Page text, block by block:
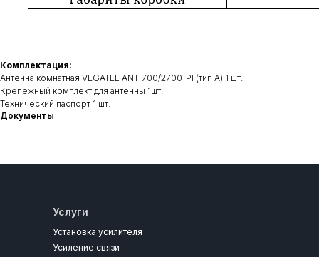
Комплектация:
Антенна комнатная VEGATEL ANT-700/2700-PI (тип А) 1 шт.
Крепёжный комплект для антенны 1шт.
Технический паспорт 1 шт.
Документы
Услуги
Установка усилителя
Усиление связи